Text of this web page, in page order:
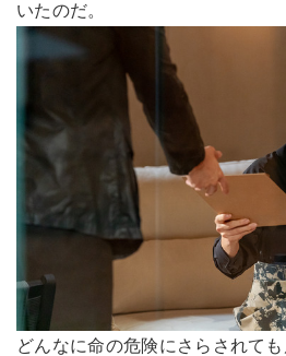
いたのだ。
どんなに命の危険にさらされて